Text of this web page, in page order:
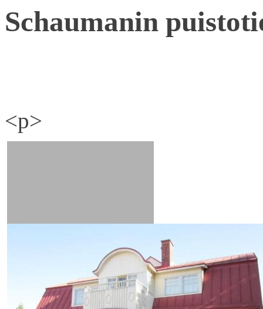
Schaumanin
<p>